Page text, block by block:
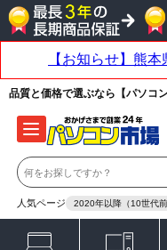
品質と価格で選ぶなら【パソコ
人気ページ 2020年以降（10世代前